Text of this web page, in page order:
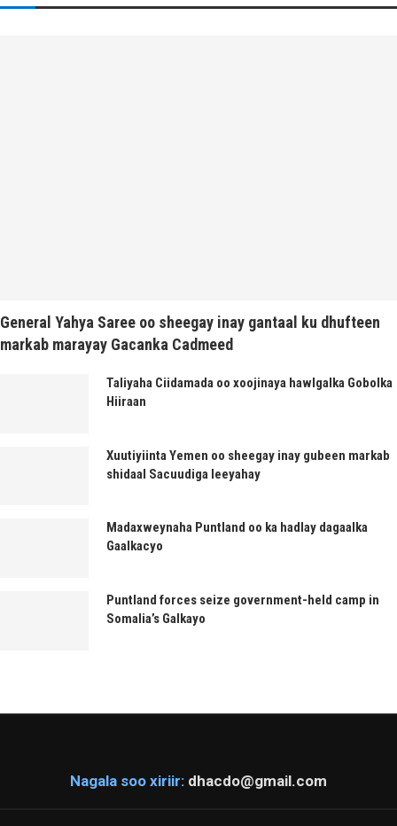
General Yahya Saree oo sheegay inay gantaal ku dhufteen
markab marayay Gacanka Cadmeed
Taliyaha Ciidamada oo xoojinaya hawlgalka Gobolka
Hiiraan
Xuutiyiinta Yemen oo sheegay inay gubeen markab
shidaal Sacuudiga leeyahay
Madaxweynaha Puntland oo ka hadlay dagaalka
Gaalkacyo
Puntland forces seize government-held camp in
Somalia’s Galkayo
Nagala soo xiriir: dhacdo@gmail.com